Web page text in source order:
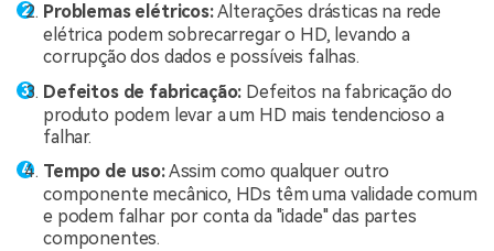
Problemas elétricos:Alterações drásticas na rede
elétrica podem sobrecarregar o HD, levando a
corrupção dos dados e possíveis falhas.
Defeitos de fabricação: Defeitos na fabricação do
produto podem levar a um HD mais tendencioso a
falhar.
Tempo de uso:Assim como qualquer outro
componente mecânico, HDs têm uma validade comum
e podem falhar por conta da "idade" das partes
componentes.